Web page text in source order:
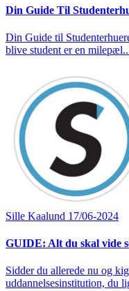
Din Guide Til
Din Guide til
blive student er en
Sille Kaalund 17/06-2024
GUIDE: Alt du skal vide
Sidder du allerede nu og
uddannelsesinstitution, du